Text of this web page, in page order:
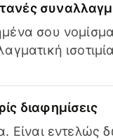
σου
διαφημίσεις
Είναι εντελώς